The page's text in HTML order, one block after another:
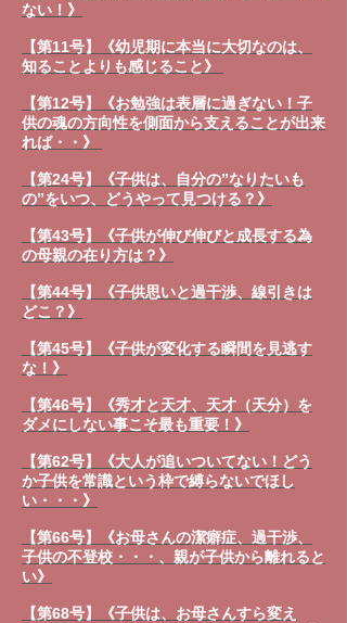
ない！》
【第11号】《幼児期に本当に大切なのは、
知ることよりも感じること》
【第12号】《お勉強は表層に過ぎない！子
供の魂の方向性を側面から支えることが出来
れば・・》
【第24号】《子供は、自分の”なりたいも
の”をいつ、どうやって見つける？》
【第43号】《子供が伸び伸びと成長する為
の母親の在り方は？》
【第44号】《子供思いと過干渉、線引きは
どこ？》
【第45号】《子供が変化する瞬間を見逃す
な！》
【第46号】《秀才と天才、天才（天分）を
ダメにしない事こそ最も重要！》
【第62号】《大人が追いついてない！どう
か子供を常識という枠で縛らないでほし
い・・・》
【第66号】《お母さんの潔癖症、過干渉、
子供の不登校・・・、親が子供から離れると
い》
【第68号】《子供は、お母さんすら変え